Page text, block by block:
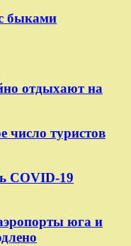
быками
отдыхают на
число туристов
COVID-19
юга и